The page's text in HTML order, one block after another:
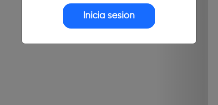
Inicia sesión